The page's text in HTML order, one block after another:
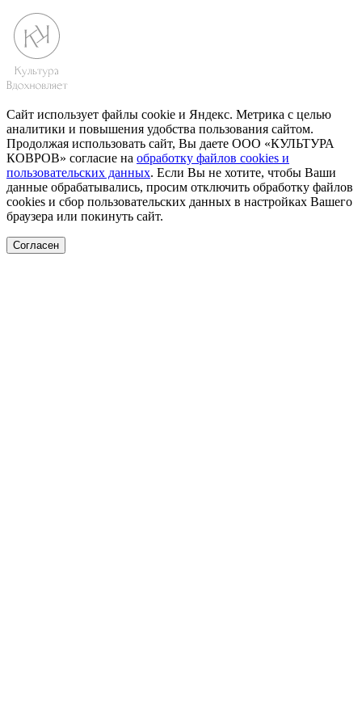
Сайт использует файлы cookie и Яндекс. Метрика с целью
аналитики и повышения удобства пользования сайтом.
Продолжая использовать сайт, Вы даете ООО «КУЛЬТУРА
КОВРОВ» согласие на обработку файлов cookies и
пользовательских данных. Если Вы не хотите, чтобы Ваши
данные обрабатывались, просим отключить обработку файлов
cookies и сбор пользовательских данных в настройках Вашего
браузера или покинуть сайт.
Согласен